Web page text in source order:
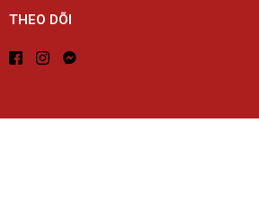
THEO DÕI